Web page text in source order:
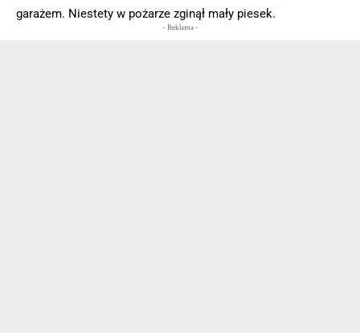
garażem. Niestety w pożarze zginął mały piesek.
- Reklama -